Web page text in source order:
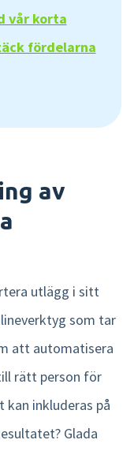
vår korta
fördelarna
av
utlägg i sitt
som tar
att automatisera
rätt person för
inkluderas på
Glada